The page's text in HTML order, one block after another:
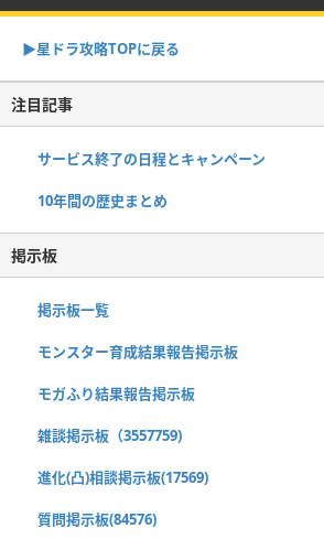
▶︎星ドラ攻略TOPに戻る
注目記事
サービス終了の日程とキャンペーン
10年間の歴史まとめ
掲示板
掲示板一覧
モンスター育成結果報告掲示板
モガふり結果報告掲示板
雑談掲示板（3557759)
進化(凸)相談掲示板(17569)
質問掲示板(84576)